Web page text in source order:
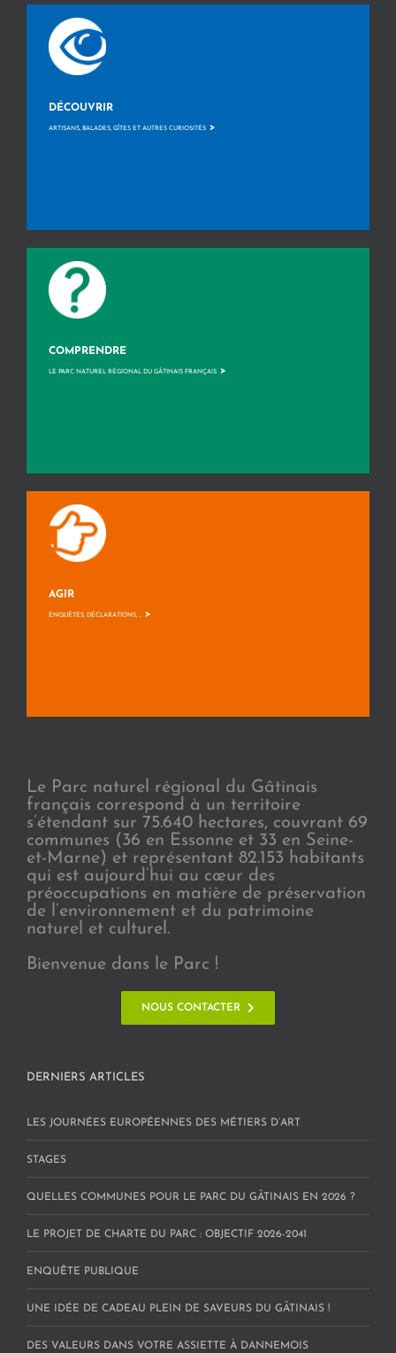
DÉCOUVRIR
ARTISANS, BALADES, GÎTES ET AUTRES CURIOSITÉS >
COMPRENDRE
LE PARC NATUREL RÉGIONAL DU GÂTINAIS FRANÇAIS >
AGIR
ENQUÊTES, DÉCLARATIONS, ... >
Le Parc naturel régional du Gâtinais
français correspond à un territoire
s’étendant sur 75.640 hectares, couvrant 69
communes (36 en Essonne et 33 en Seine-
et-Marne) et représentant 82.153 habitants
qui est aujourd’hui au cœur des
préoccupations en matière de préservation
de l’environnement et du patrimoine
naturel et culturel.
Bienvenue dans le Parc !
NOUS CONTACTER
DERNIERS ARTICLES
LES JOURNÉES EUROPÉENNES DES MÉTIERS D’ART
STAGES
QUELLES COMMUNES POUR LE PARC DU GÂTINAIS EN 2026 ?
LE PROJET DE CHARTE DU PARC : OBJECTIF 2026-2041
ENQUÊTE PUBLIQUE
UNE IDÉE DE CADEAU PLEIN DE SAVEURS DU GÂTINAIS !
DES VALEURS DANS VOTRE ASSIETTE À DANNEMOIS